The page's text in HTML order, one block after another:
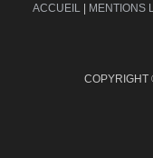
ACCUEIL | MENTIONS
COPYRIGHT